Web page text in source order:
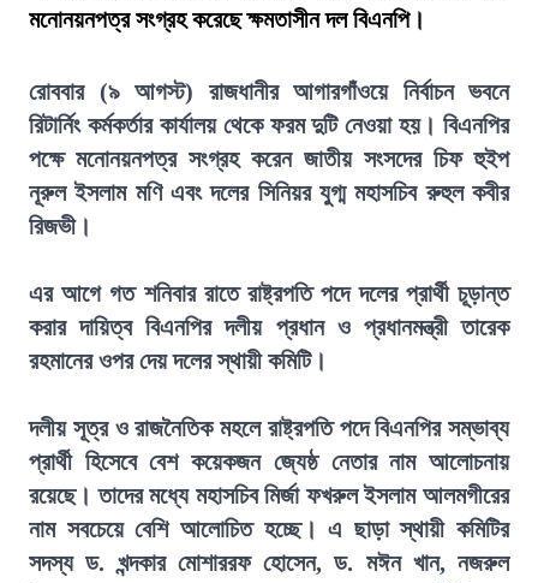
মনোনয়নপত্র সংগ্রহ করেছে ক্ষমতাসীন দল বিএনপি।
রোববার (৯ আগস্ট) রাজধানীর আগারগাঁওয়ে নির্বাচন ভবনে
রিটার্নিং কর্মকর্তার কার্যালয় থেকে ফরম দুটি নেওয়া হয়। বিএনপির
পক্ষে মনোনয়নপত্র সংগ্রহ করেন জাতীয় সংসদের চিফ হুইপ
নূরুল ইসলাম মণি এবং দলের সিনিয়র যুগ্ম মহাসচিব রুহুল কবীর
রিজভী।
এর আগে গত শনিবার রাতে রাষ্ট্রপতি পদে দলের প্রার্থী চূড়ান্ত
করার দায়িত্ব বিএনপির দলীয় প্রধান ও প্রধানমন্ত্রী তারেক
রহমানের ওপর দেয় দলের স্থায়ী কমিটি।
দলীয় সূত্র ও রাজনৈতিক মহলে রাষ্ট্রপতি পদে বিএনপির সম্ভাব্য
প্রার্থী হিসেবে বেশ কয়েকজন জ্যেষ্ঠ নেতার নাম আলোচনায়
রয়েছে। তাদের মধ্যে মহাসচিব মির্জা ফখরুল ইসলাম আলমগীরের
নাম সবচেয়ে বেশি আলোচিত হচ্ছে। এ ছাড়া স্থায়ী কমিটির
সদস্য ড. খন্দকার মোশাররফ হোসেন, ড. মঈন খান, নজরুল